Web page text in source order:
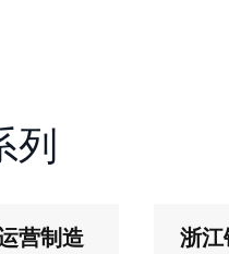
列
营制造
浙